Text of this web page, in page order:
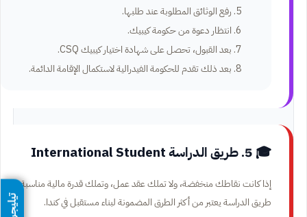
رفع الوثائق المطلوبة عند طلبها.
انتظار دعوة من حكومة كيبيك.
بعد القبول، تحصل على شهادة اختيار كيبيك CSQ.
بعد ذلك تقدم للحكومة الفيدرالية لاستكمال الإقامة الدائمة.
🎓 5. طريق الدراسة International Student
إذا كانت نقاطك منخفضة، ولا تملك عقد عمل، وتملك قدرة مالية مناسبة، فإن
طريق الدراسة يعتبر من أكثر الطرق المضمونة لبناء مستقبل في كندا.